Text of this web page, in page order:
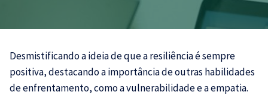
Desmistificando a ideia de que a resiliência é sempre
positiva, destacando a importância de outras habilidades
de enfrentamento, como a vulnerabilidade e a empatia.